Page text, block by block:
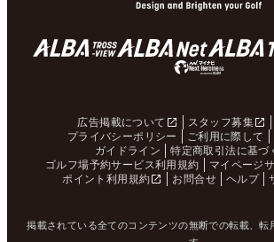
広告掲載について スタッフ募集
プライバシーポリシー
ご利用に際して
ガイドライン
特定商取引法に基づ
ゴルフ場予約サービス利用規約
マイページ
ポイント利用規約
お問合せ ヘルプ
掲載されている全てのコンテンツの無断での転載、転